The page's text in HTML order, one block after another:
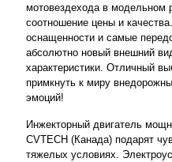
мотовездехода в модельном
соотношение цены и
оснащенности и самые
абсолютно новый внешний
характеристики. Отличный
примкнуть к миру
эмоций!
Инжекторный двигатель
CVTECH (Канада) подарят
тяжелых условиях.